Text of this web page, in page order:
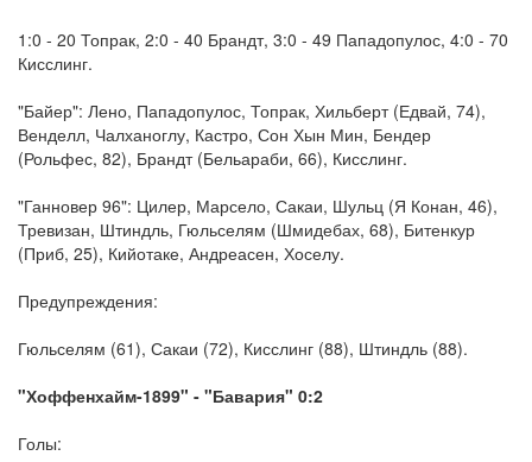
1:0 - 20 Топрак, 2:0 - 40 Брандт, 3:0 - 49 Пападопулос, 4:0 - 70
Кисслинг.
"Байер": Лено, Пападопулос, Топрак, Хильберт (Едвай, 74),
Венделл, Чалханоглу, Кастро, Сон Хын Мин, Бендер
(Рольфес, 82), Брандт (Бельараби, 66), Кисслинг.
"Ганновер 96": Цилер, Марсело, Сакаи, Шульц (Я Конан, 46),
Тревизан, Штиндль, Гюльселям (Шмидебах, 68), Битенкур
(Приб, 25), Кийотаке, Андреасен, Хоселу.
Предупреждения:
Гюльселям (61), Сакаи (72), Кисслинг (88), Штиндль (88).
"Хоффенхайм-1899" - "Бавария" 0:2
Голы: